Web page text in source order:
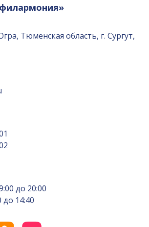
филармония»
Тюменская область, г. Сургут,
до 20:00
до 14:40